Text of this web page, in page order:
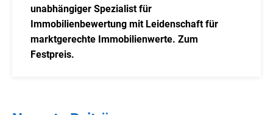
unabhängiger Spezialist für
Immobilienbewertung mit Leidenschaft für
marktgerechte Immobilienwerte. Zum
Festpreis.